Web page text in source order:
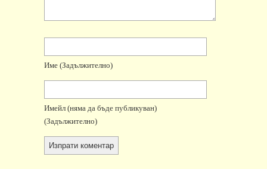
Име (задължително)
Имейл (няма да бъде публикуван)
(задължително)